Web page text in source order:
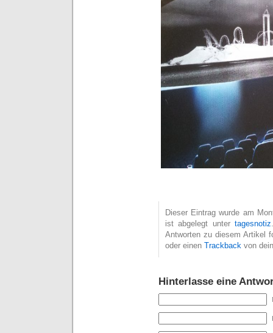
Dieser Eintrag wurde am
ist abgelegt untertagesnotiz
Antworten zu diesem Artikel
oder einen Trackback von
Hinterlasse eine